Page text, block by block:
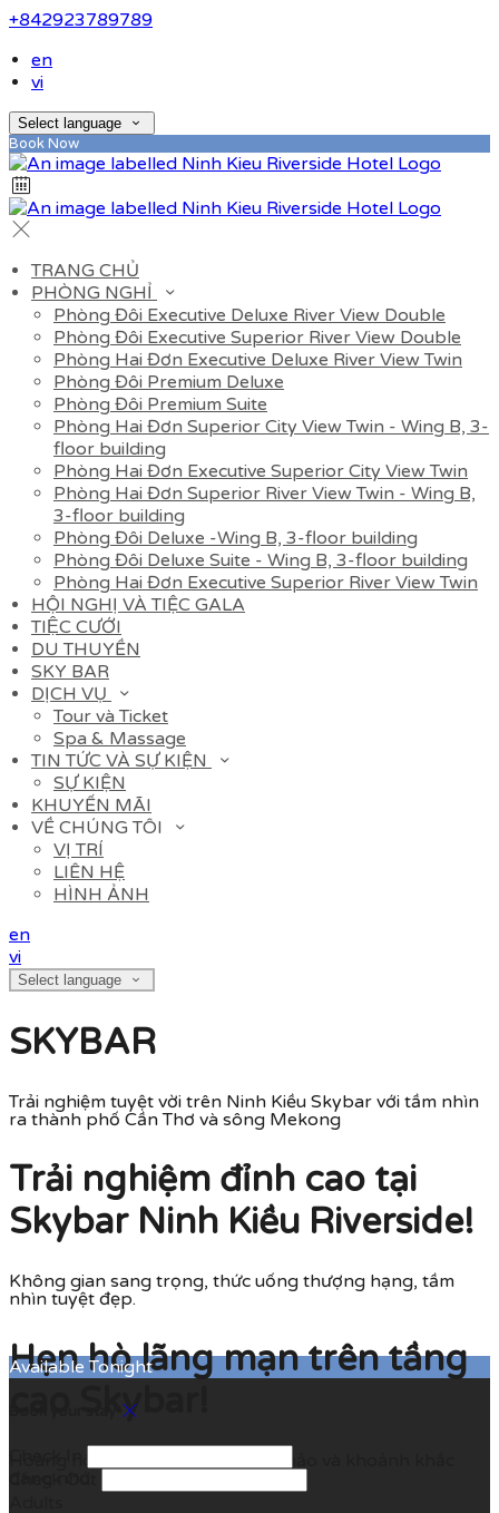
+842923789789
en
vi
Select language
Book Now
TRANG CHỦ
PHÒNG NGHỈ
Phòng Đôi Executive Deluxe River View Double
Phòng Đôi Executive Superior River View Double
Phòng Hai Đơn Executive Deluxe River View Twin
Phòng Đôi Premium Deluxe
Phòng Đôi Premium Suite
Phòng Hai Đơn Superior City View Twin - Wing B, 3-
floor building
Phòng Hai Đơn Executive Superior City View Twin
Phòng Hai Đơn Superior River View Twin - Wing B,
3-floor building
Phòng Đôi Deluxe -Wing B, 3-floor building
Phòng Đôi Deluxe Suite - Wing B, 3-floor building
Phòng Hai Đơn Executive Superior River View Twin
HỘI NGHỊ VÀ TIỆC GALA
TIỆC CƯỚI
DU THUYỀN
SKY BAR
DỊCH VỤ
Tour và Ticket
Spa & Massage
TIN TỨC VÀ SỰ KIỆN
SỰ KIỆN
KHUYẾN MÃI
VỀ CHÚNG TÔI
VỊ TRÍ
LIÊN HỆ
HÌNH ẢNH
en
vi
Select language
SKYBAR
Trải nghiệm tuyệt vời trên Ninh Kiều Skybar với tầm nhìn
ra thành phố Cần Thơ và sông Mekong
Trải nghiệm đỉnh cao tại
Skybar Ninh Kiều Riverside!
Không gian sang trọng, thức uống thượng hạng, tầm
nhìn tuyệt đẹp.
Hẹn hò lãng mạn trên tầng
cao Skybar!
Available Tonight